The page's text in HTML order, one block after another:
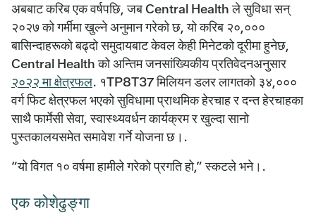
अबबाट करिब एक वर्षपछि, जब Central Health ले सुविधा सन्
२०२७ को गर्मीमा खुल्ने अनुमान गरेको छ, यो करिब २०,०००
बासिन्दाहरूको बढ्दो समुदायबाट केवल केही मिनेटको दूरीमा हुनेछ,
Central Health को अन्तिम जनसांख्यिकीय प्रतिवेदनअनुसार
२०२२ मा क्षेत्रफल. १TP8T37 मिलियन डलर लागतको ३४,०००
वर्ग फिट क्षेत्रफल भएको सुविधामा प्राथमिक हेरचाह र दन्त हेरचाहका
साथै फार्मेसी सेवा, स्वास्थ्यवर्धन कार्यक्रम र खुल्दा सानो
पुस्तकालयसमेत समावेश गर्ने योजना छ।.
“यो विगत १० वर्षमा हामीले गरेको प्रगति हो,” स्कटले भने।.
एक कोशेढुङ्गा